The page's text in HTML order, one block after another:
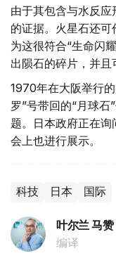
由于其包含与水反
的证据。火星石还
为这很符合“生命闪
出陨石的碎片，并且
1970年在大阪举行
罗”号带回的“月球
题。日本政府正在
会上也进行展示。
科技 日本 国际
叶尔兰 马赞
编译